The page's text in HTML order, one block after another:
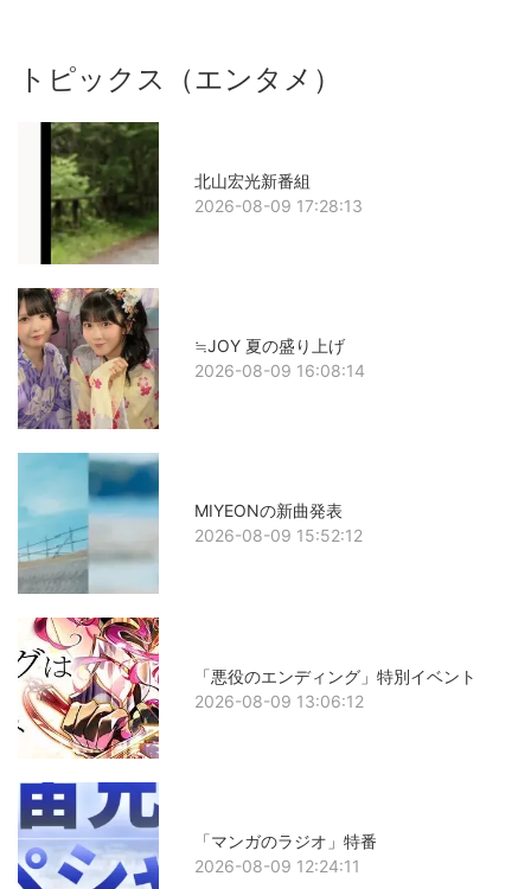
トピックス（エンタメ）
北山宏光新番組
2026-08-09 17:28:13
≒JOY 夏の盛り上げ
2026-08-09 16:08:14
MIYEONの新曲発表
2026-08-09 15:52:12
「悪役のエンディング」特別イベント
2026-08-09 13:06:12
「マンガのラジオ」特番
2026-08-09 12:24:11